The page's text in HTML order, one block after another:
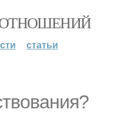
статьи